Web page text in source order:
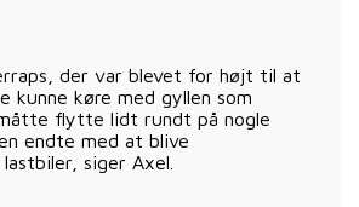
der var blevet for højt til at
kunne køre med gyllen som
flytte lidt rundt på nogle
endte med at blive
siger Axel.